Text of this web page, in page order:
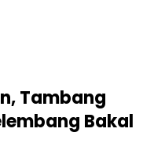
Tambang
Bakal